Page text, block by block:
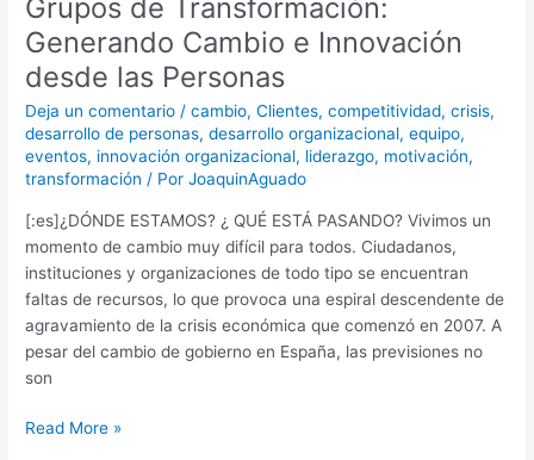
Grupos de Transformación:
Generando Cambio e Innovación
desde las Personas
Deja un comentario /cambio,Clientes,competitividad,crisis,
desarrollo de personas,desarrollo organizacional,equipo,
eventos, innovación organizacional, liderazgo, motivación,
transformación / PorJoaquinAguado
[:es]¿DÓNDE ESTAMOS? ¿ QUÉ ESTÁ PASANDO? Vivimos un
momento de cambio muy difícil para todos. Ciudadanos,
instituciones y organizaciones de todo tipo se encuentran
faltas de recursos, lo que provoca una espiral descendente de
agravamiento de la crisis económica que comenzó en 2007. A
pesar del cambio de gobierno en España, las previsiones no
son
Read More »